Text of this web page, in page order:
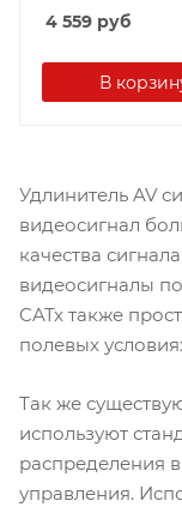
4 559 руб
В
Удлинитель AV
видеосигнал
качества
видеосигналы
CATx также
полевых
Так же
используют
распределения
управления.